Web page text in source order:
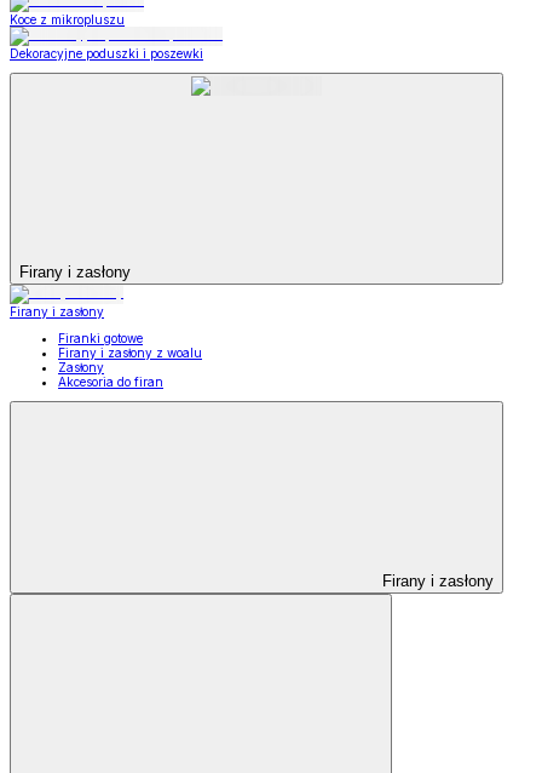
Koce z mikropluszu
Dekoracyjne poduszki i poszewki
Firany i zasłony
Firany i zasłony
Firanki gotowe
Firany i zasłony z woalu
Zasłony
Akcesoria do firan
Firany i zasłony